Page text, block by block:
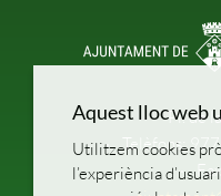
Pl. de
Telèfons:
Aquest lloc web
Utilitzem cookies
l’experiència